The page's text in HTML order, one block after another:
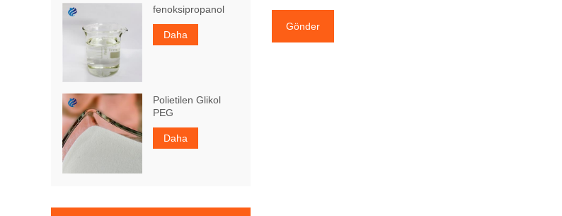
Gönder
fenoksipropanol
Daha
Polietilen Glikol
PEG
Daha